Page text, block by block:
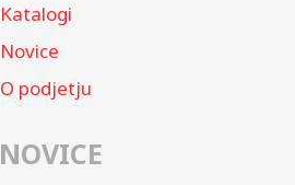
Katalogi
Novice
O podjetju
NOVICE